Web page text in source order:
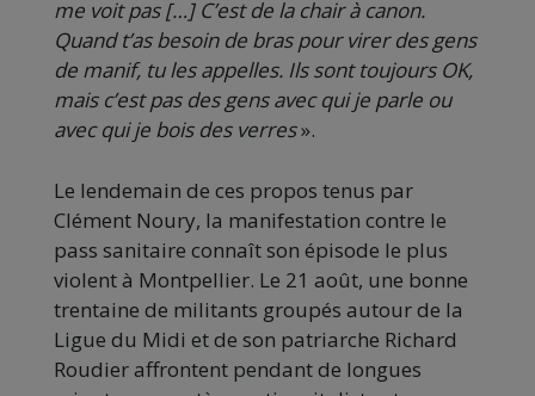
me voit pas […] C’est de la chair à canon.
Quand t’as besoin de bras pour virer des gens
de manif, tu les appelles. Ils sont toujours OK,
mais c’est pas des gens avec qui je parle ou
avec qui je bois des verres».
Le lendemain de ces propos tenus par
Clément Noury, la manifestation contre le
pass sanitaire connaît son épisode le plus
violent à Montpellier. Le 21 août, une bonne
trentaine de militants groupés autour de la
Ligue du Midi et de son patriarche Richard
Roudier affrontent pendant de longues